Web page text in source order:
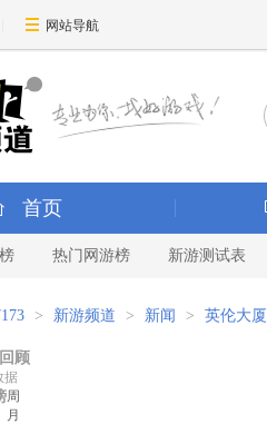
网站导航
首页
热门网游榜 新游测试表
> 新游频道 > 新闻 > 英伦大厦
顾
据
周
月